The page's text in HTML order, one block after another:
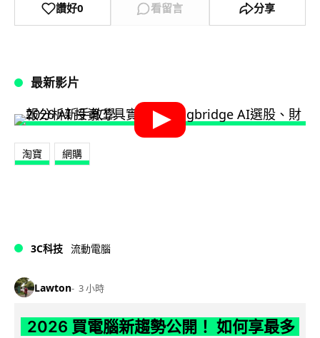
讚好0 看留言 分享
最新影片
淘寶 網購
3C科技 流動電腦
Lawton 3 小時
2026 買電腦新趨勢公開！ 如何享最多